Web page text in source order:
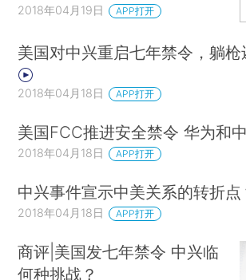
2018年04月19日 APP打开
美国对中兴重启七年禁令，躺枪
2018年04月18日 APP打开
美国FCC推进安全禁令 华为和
2018年04月18日 APP打开
中兴事件宣示中美关系的转折点
2018年04月18日 APP打开
商评|美国发七年禁令 中兴临
何种挑战？